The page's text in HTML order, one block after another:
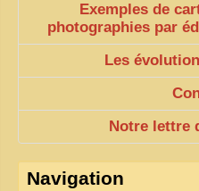
Exemples de
photographies par
Les
Notre lettre
Navigation